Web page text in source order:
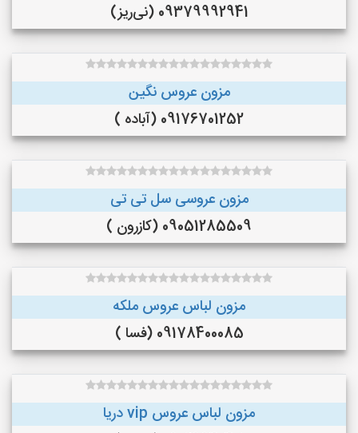
09379992941 (نی‌ریز)
مزون عروس نگین
09176701252 (آباده )
مزون عروسی سل تی تی
09051285509 (کازرون )
مزون لباس عروس ملکه
09178400085 (فسا )
مزون لباس عروس vip دریا